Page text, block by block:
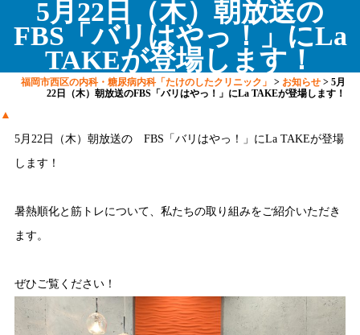
5月22日（木）朝放送の
FBS「バリはやっ！」にLa
TAKEが登場します！
福岡市西区の内科・糖尿病内科「たけのしたクリニック」 > お知らせ >5月
22日（木）朝放送のFBS「バリはやっ！」にLa TAKEが登場します！
▲
5月22日（木）朝放送の FBS「バリはやっ！」にLa TAKEが登場
します！
暑熱順化と筋トレについて、私たちの取り組みをご紹介いただき
ます。
ぜひご覧ください！